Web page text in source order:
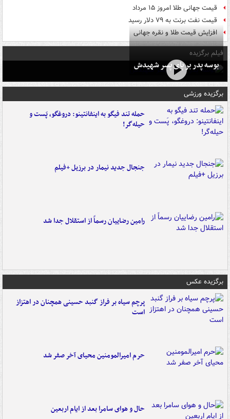
قیمت جهانی طلا امروز ۱۵ مرداد
قیمت نفت برنت به ۷۹ دلار رسید
افزایش قیمت طلا و نقره جهانی
فیلم برگزیده
بوسه‌ پدر بر پای پسر شهیدش
برگزیده ورزشی
حمله تند فیگو به اینفانتینو: دروغگو، پَست‌ و
حیله‌گر!
جنجال جدید نیمار در برزیل +فیلم
رامین رضاییان رسماً از استقلال جدا شد
برگزیده عکس
پرچم سیاه بر فراز گنبد حسینی همچنان در اهتزاز
است
حرم امیرالمومنین محیای آخر صفر شد
حال و هوای سامرا بعد از ایام اربعین